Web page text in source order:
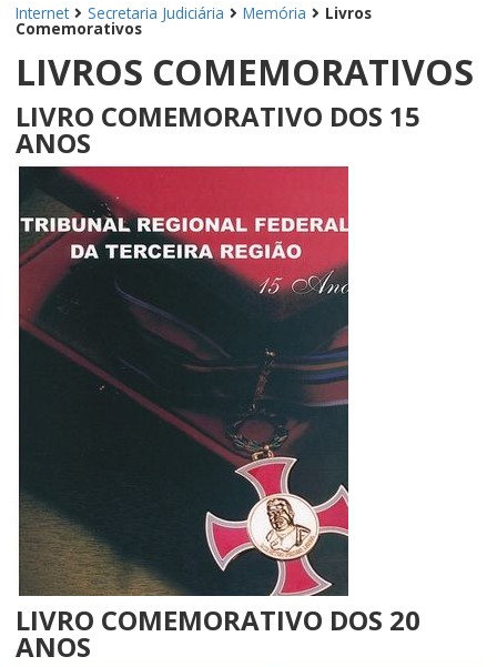
Internet Secretaria Judiciária Memória Livros
Comemorativos
LIVROS COMEMORATIVOS
LIVRO COMEMORATIVO DOS 15
ANOS
LIVRO COMEMORATIVO DOS 20
ANOS